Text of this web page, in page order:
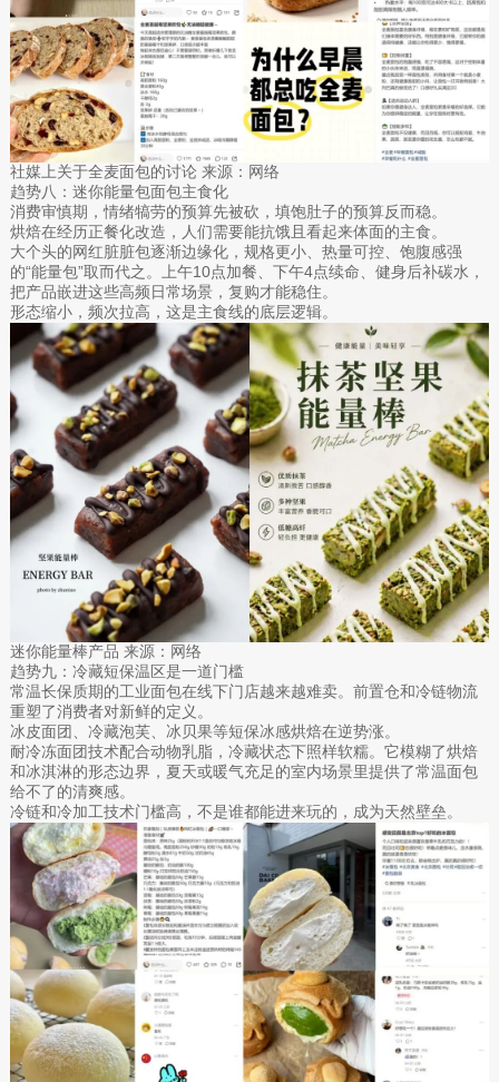
社媒上关于全麦面包的讨论 来源：网络
趋势八：迷你能量包面包主食化
消费审慎期，情绪犒劳的预算先被砍，填饱肚子的预算反而稳。
烘焙在经历正餐化改造，人们需要能抗饿且看起来体面的主食。
大个头的网红脏脏包逐渐边缘化，规格更小、热量可控、饱腹感强
的“能量包”取而代之。上午10点加餐、下午4点续命、健身后补碳水，
把产品嵌进这些高频日常场景，复购才能稳住。
形态缩小，频次拉高，这是主食线的底层逻辑。
迷你能量棒产品 来源：网络
趋势九：冷藏短保温区是一道门槛
常温长保质期的工业面包在线下门店越来越难卖。前置仓和冷链物流
重塑了消费者对新鲜的定义。
冰皮面团、冷藏泡芙、冰贝果等短保冰感烘焙在逆势涨。
耐冷冻面团技术配合动物乳脂，冷藏状态下照样软糯。它模糊了烘焙
和冰淇淋的形态边界，夏天或暖气充足的室内场景里提供了常温面包
给不了的清爽感。
冷链和冷加工技术门槛高，不是谁都能进来玩的，成为天然壁垒。